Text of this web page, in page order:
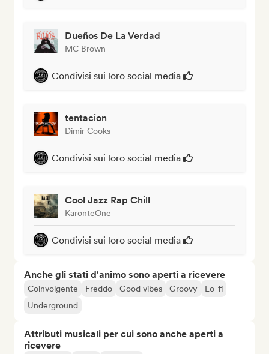
Dueños De La Verdad
MC Brown
Condivisi sui loro social media
tentacion
Dimir Cooks
Condivisi sui loro social media
Cool Jazz Rap Chill
KaronteOne
Condivisi sui loro social media
Anche gli stati d'animo sono aperti a ricevere
Coinvolgente Freddo Good vibes Groovy
Lo-fi
Underground
Attributi musicali per cui sono anche aperti a
ricevere